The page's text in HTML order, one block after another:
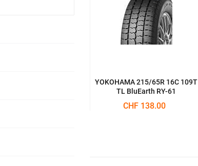
YOKOHAMA 215/65R 16C 109T
TL BluEarth RY-61
CHF 138.00